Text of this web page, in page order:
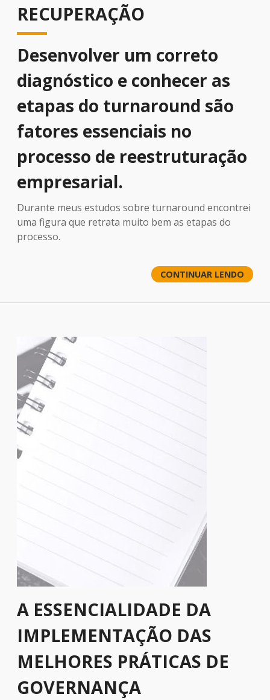
RECUPERAÇÃO
Desenvolver um correto
diagnóstico e conhecer as
etapas do turnaround são
fatores essenciais no
processo de reestruturação
empresarial.
Durante meus estudos sobre turnaround encontrei
uma figura que retrata muito bem as etapas do
processo.
CONTINUAR LENDO
A ESSENCIALIDADE DA
IMPLEMENTAÇÃO DAS
MELHORES PRÁTICAS DE
GOVERNANÇA